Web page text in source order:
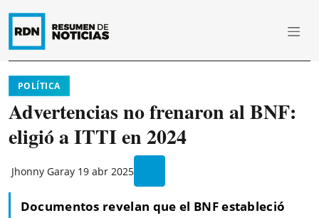
POLÍTICA
Advertencias no frenaron al BNF:
eligió a ITTI en 2024
Jhonny Garay 19 abr 2025
Documentos revelan que el BNF estableció